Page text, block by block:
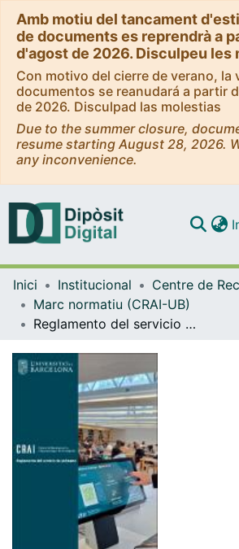
Amb motiu del tancament
de documents es reprendrà a
d'agost de 2026. Disculpeu les
Con motivo del cierre de verano, la
documentos se reanudará a partir
de 2026. Disculpad las molestias
Due to the summer closure,
resume starting August 28, 2026.
any inconvenience.
Navega
Com
Inici Institucional
Marc normatiu (CRAI-UB)
Reglamento del servicio de préstamo del CRAI [versiones anteriores]